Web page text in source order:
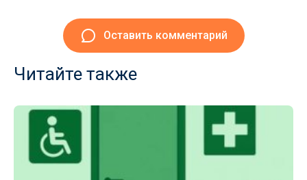
Оставить комментарий
Читайте также